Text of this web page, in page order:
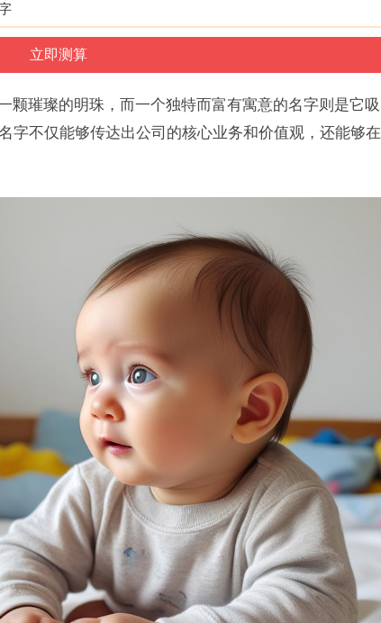
颗璀璨的明珠，而一个独特而富有寓意的名字则是它吸
字不仅能够传达出公司的核心业务和价值观，还能够在